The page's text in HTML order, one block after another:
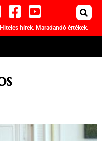
Hiteles hírek. Maradandó értékek.